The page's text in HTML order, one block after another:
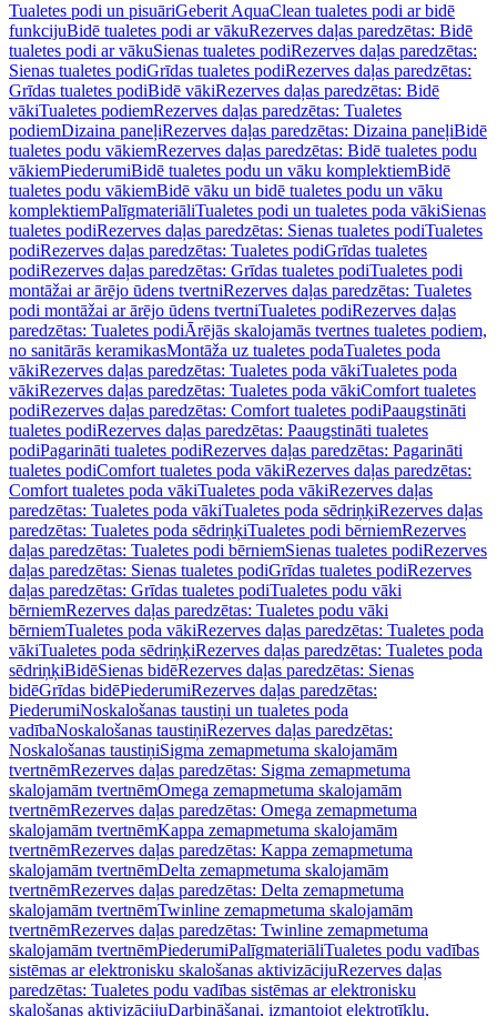
Tualetes podi un pisuāriGeberit AquaClean tualetes podi ar bidē
funkcijuBidē tualetes podi ar vākuRezerves daļas paredzētas: Bidē
tualetes podi ar vākuSienas tualetes podiRezerves daļas paredzētas:
Sienas tualetes podiGrīdas tualetes podiRezerves daļas paredzētas:
Grīdas tualetes podiBidē vākiRezerves daļas paredzētas: Bidē
vākiTualetes podiemRezerves daļas paredzētas: Tualetes
podiemDizaina paneļiRezerves daļas paredzētas: Dizaina paneļiBidē
tualetes podu vākiemRezerves daļas paredzētas: Bidē tualetes podu
vākiemPiederumiBidē tualetes podu un vāku komplektiemBidē
tualetes podu vākiemBidē vāku un bidē tualetes podu un vāku
komplektiemPalīgmateriāliTualetes podi un tualetes poda vākiSienas
tualetes podiRezerves daļas paredzētas: Sienas tualetes podiTualetes
podiRezerves daļas paredzētas: Tualetes podiGrīdas tualetes
podiRezerves daļas paredzētas: Grīdas tualetes podiTualetes podi
montāžai ar ārējo ūdens tvertniRezerves daļas paredzētas: Tualetes
podi montāžai ar ārējo ūdens tvertniTualetes podiRezerves daļas
paredzētas: Tualetes podiĀrējās skalojamās tvertnes tualetes podiem,
no sanitārās keramikasMontāža uz tualetes podaTualetes poda
vākiRezerves daļas paredzētas: Tualetes poda vākiTualetes poda
vākiRezerves daļas paredzētas: Tualetes poda vākiComfort tualetes
podiRezerves daļas paredzētas: Comfort tualetes podiPaaugstināti
tualetes podiRezerves daļas paredzētas: Paaugstināti tualetes
podiPagarināti tualetes podiRezerves daļas paredzētas: Pagarināti
tualetes podiComfort tualetes poda vākiRezerves daļas paredzētas:
Comfort tualetes poda vākiTualetes poda vākiRezerves daļas
paredzētas: Tualetes poda vākiTualetes poda sēdriņķiRezerves daļas
paredzētas: Tualetes poda sēdriņķiTualetes podi bērniemRezerves
daļas paredzētas: Tualetes podi bērniemSienas tualetes podiRezerves
daļas paredzētas: Sienas tualetes podiGrīdas tualetes podiRezerves
daļas paredzētas: Grīdas tualetes podiTualetes podu vāki
bērniemRezerves daļas paredzētas: Tualetes podu vāki
bērniemTualetes poda vākiRezerves daļas paredzētas: Tualetes poda
vākiTualetes poda sēdriņķiRezerves daļas paredzētas: Tualetes poda
sēdriņķiBidēSienas bidēRezerves daļas paredzētas: Sienas
bidēGrīdas bidēPiederumiRezerves daļas paredzētas:
PiederumiNoskalošanas taustiņi un tualetes poda
vadībaNoskalošanas taustiņiRezerves daļas paredzētas:
Noskalošanas taustiņiSigma zemapmetuma skalojamām
tvertnēmRezerves daļas paredzētas: Sigma zemapmetuma
skalojamām tvertnēmOmega zemapmetuma skalojamām
tvertnēmRezerves daļas paredzētas: Omega zemapmetuma
skalojamām tvertnēmKappa zemapmetuma skalojamām
tvertnēmRezerves daļas paredzētas: Kappa zemapmetuma
skalojamām tvertnēmDelta zemapmetuma skalojamām
tvertnēmRezerves daļas paredzētas: Delta zemapmetuma
skalojamām tvertnēmTwinline zemapmetuma skalojamām
tvertnēmRezerves daļas paredzētas: Twinline zemapmetuma
skalojamām tvertnēmPiederumiPalīgmateriāliTualetes podu vadības
sistēmas ar elektronisku skalošanas aktivizācijuRezerves daļas
paredzētas: Tualetes podu vadības sistēmas ar elektronisku
skalošanas aktivizācijuDarbināšanai, izmantojot elektrotīklu,